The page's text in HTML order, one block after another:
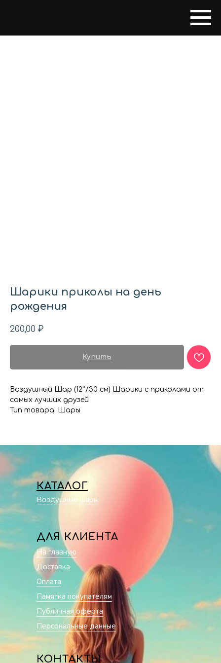
Шарики приколы на день
рождения
200,00 ₽
Купить
Воздушный Шар (12''/30 см) Шарики с приколами от
самых лучших друзей
Тип товара: Шары
КАТАЛОГ
Воздушные шары
ДЛЯ КЛИЕНТА
На главную
Доставка
Оплата
Памятка покупателям
Публичная оферта
Персональные данные
КОНТАКТЫ